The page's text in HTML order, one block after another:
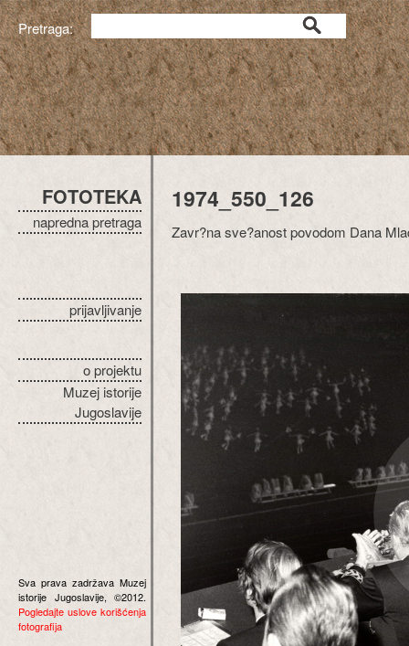
Pretraga:
FOTOTEKA
napredna pretraga
prijavljivanje
o projektu
Muzej istorije
Jugoslavije
Sva prava zadržava Muzej
istorije Jugoslavije, ©2012.
Pogledajte uslove korišćenja
fotografija
1974_550_126
Zavr?na sve?anost povodom Dana